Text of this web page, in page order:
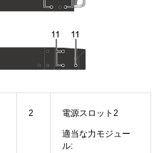
2 電源スロット2
適当な力モジュー
ル: